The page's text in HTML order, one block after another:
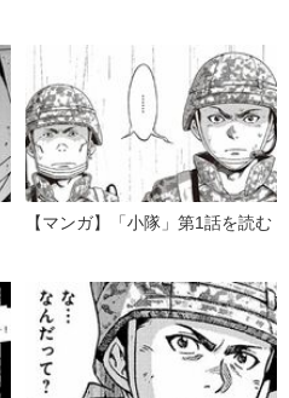
【マンガ】「小隊」第1話を読む